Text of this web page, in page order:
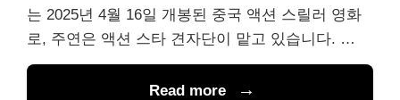
는 2025년 4월 16일 개봉된 중국 액션 스릴러 영화
로, 주연은 액션 스타 견자단이 맡고 있습니다. …
Read more